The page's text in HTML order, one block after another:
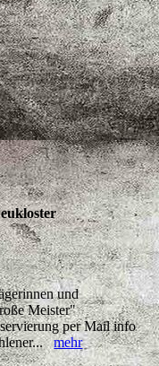
und
Meister"
per Mail info
mehr